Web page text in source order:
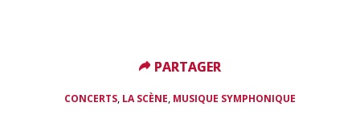
CONCERTS, LA SCÈNE, MUSIQUE SYMPHONIQUE
PARTAGER
PARTAGER